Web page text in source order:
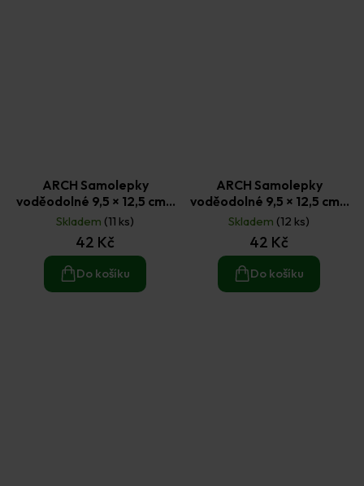
ARCH Samolepky
voděodolné 9,5 × 12,5 cm -
Dinosauři 1
Skladem (11 ks)
42 Kč
Do košíku
ARCH Samolepky
voděodolné 9,5 × 12,5 cm -
Dinosauři 2
Skladem (12 ks)
42 Kč
Do košíku